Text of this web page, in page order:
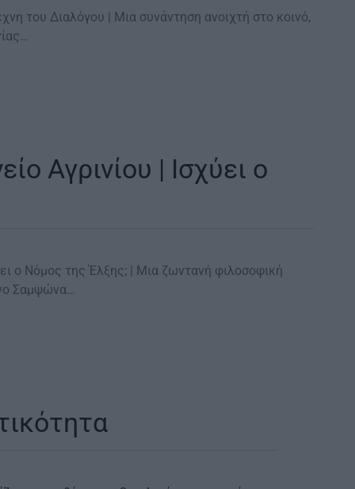
του Διαλόγου | Μια συνάντηση ανοιχτή στο κοινό,
Αγρινίου | Ισχύει ο
ο Νόμος της Έλξης; | Μια ζωντανή φιλοσοφική
Σαμψώνα…